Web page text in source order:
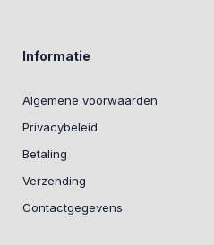
Informatie
Algemene voorwaarden
Privacybeleid
Betaling
Verzending
Contactgegevens